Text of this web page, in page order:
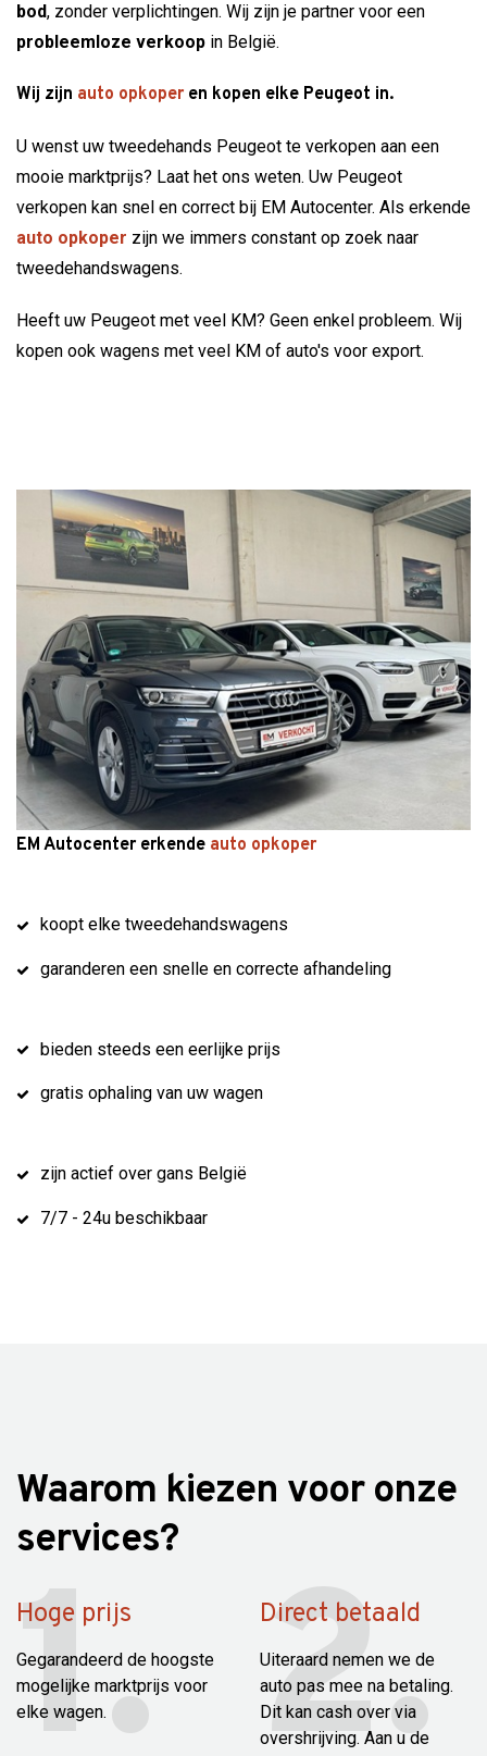
bod, zonder verplichtingen. Wij zijn je partner voor een
probleemloze verkoop in België.
Wij zijn auto opkoper en kopen elke Peugeot in.
U wenst uw tweedehands Peugeot te verkopen aan een
mooie marktprijs? Laat het ons weten. Uw Peugeot
verkopen kan snel en correct bij EM Autocenter. Als erkende
auto opkoper zijn we immers constant op zoek naar
tweedehandswagens.
Heeft uw Peugeot met veel KM? Geen enkel probleem. Wij
kopen ook wagens met veel KM of auto's voor export.
EM Autocenter erkende auto opkoper
koopt elke tweedehandswagens
garanderen een snelle en correcte afhandeling
bieden steeds een eerlijke prijs
gratis ophaling van uw wagen
zijn actief over gans België
7/7 - 24u beschikbaar
Waarom kiezen voor onze
services?
Hoge prijs
Gegarandeerd de hoogste
mogelijke marktprijs voor
elke wagen.
Direct betaald
Uiteraard nemen we de
auto pas mee na betaling.
Dit kan cash over via
overshrijving. Aan u de